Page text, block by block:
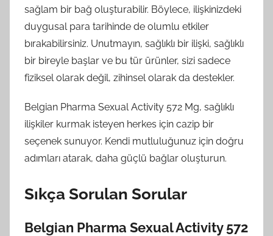
sağlam bir bağ oluşturabilir. Böylece, ilişkinizdeki
duygusal para tarihinde de olumlu etkiler
bırakabilirsiniz. Unutmayın, sağlıklı bir ilişki, sağlıklı
bir bireyle başlar ve bu tür ürünler, sizi sadece
fiziksel olarak değil, zihinsel olarak da destekler.
Belgian Pharma Sexual Activity 572 Mg, sağlıklı
ilişkiler kurmak isteyen herkes için cazip bir
seçenek sunuyor. Kendi mutluluğunuz için doğru
adımları atarak, daha güçlü bağlar oluşturun.
Sıkça Sorulan Sorular
Belgian Pharma Sexual Activity 572